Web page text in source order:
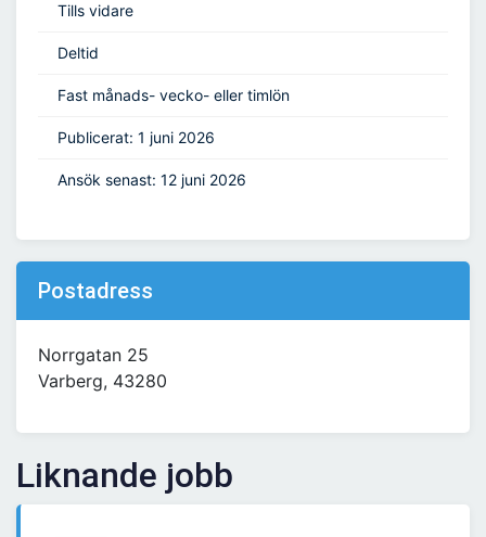
Tills vidare
Deltid
Fast månads- vecko- eller timlön
Publicerat: 1 juni 2026
Ansök senast: 12 juni 2026
Postadress
Norrgatan 25
Varberg, 43280
Liknande jobb